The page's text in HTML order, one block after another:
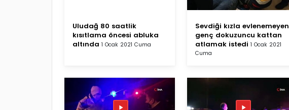
Uludağ 80 saatlik
kısıtlama öncesi abluka
altında 1 Ocak 2021 Cuma
Sevdiği kızla evlenemeyen
genç dokuzuncu kattan
atlamak istedi 1 Ocak 2021
Cuma